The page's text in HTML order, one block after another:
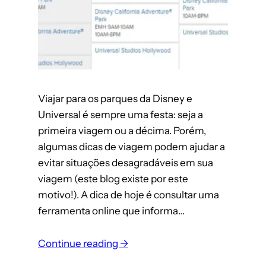
Viajar para os parques da Disney e
Universal é sempre uma festa: seja a
primeira viagem ou a décima. Porém,
algumas dicas de viagem podem ajudar a
evitar situações desagradáveis em sua
viagem (este blog existe por este
motivo!). A dica de hoje é consultar uma
ferramenta online que informa…
Continue reading →: